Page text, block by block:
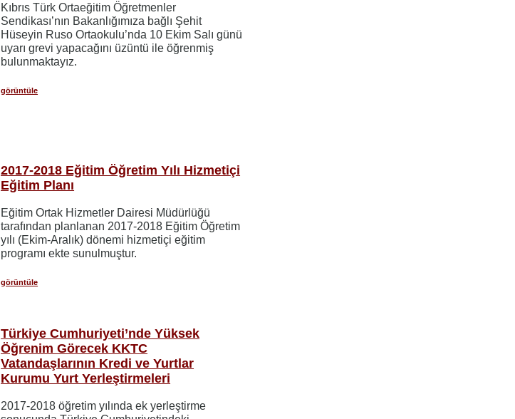
Kıbrıs Türk Ortaeğitim Öğretmenler
Sendikası’nın Bakanlığımıza bağlı Şehit
Hüseyin Ruso Ortaokulu’nda 10 Ekim Salı günü
uyarı grevi yapacağını üzüntü ile öğrenmiş
bulunmaktayız.
görüntüle
2017-2018 Eğitim Öğretim Yılı Hizmetiçi
Eğitim Planı
Eğitim Ortak Hizmetler Dairesi Müdürlüğü
tarafından planlanan 2017-2018 Eğitim Öğretim
yılı (Ekim-Aralık) dönemi hizmetiçi eğitim
programı ekte sunulmuştur.
görüntüle
Türkiye Cumhuriyeti’nde Yüksek
Öğrenim Görecek KKTC
Vatandaşlarının Kredi ve Yurtlar
Kurumu Yurt Yerleştirmeleri
2017-2018 öğretim yılında ek yerleştirme